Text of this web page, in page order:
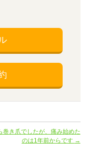
巻き爪でしたが、痛み始めた
のは1年前からです →